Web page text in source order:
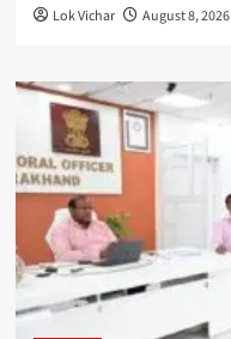
Lok Vichar August 8, 2026